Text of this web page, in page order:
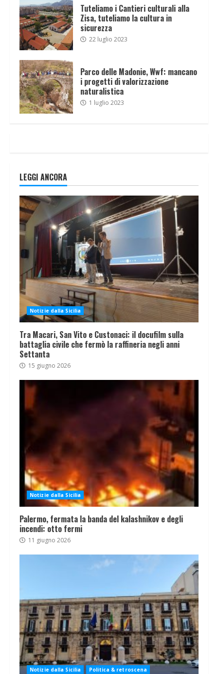
Tuteliamo i Cantieri culturali alla
Zisa, tuteliamo la cultura in
sicurezza
22 luglio 2023
Parco delle Madonie, Wwf: mancano
i progetti di valorizzazione
naturalistica
1 luglio 2023
LEGGI ANCORA
Notizie dalla Sicilia
Tra Macari, San Vito e Custonaci: il docufilm sulla
battaglia civile che fermò la raffineria negli anni
Settanta
15 giugno 2026
Notizie dalla Sicilia
Palermo, fermata la banda del kalashnikov e degli
incendi: otto fermi
11 giugno 2026
Notizie dalla Sicilia Politica & retroscena